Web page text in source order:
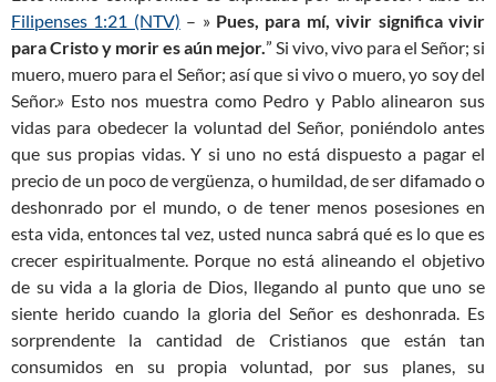
Filipenses 1:21 (NTV) – » Pues, para mí, vivir significa vivir
para Cristo y morir es aún mejor.” Si vivo, vivo para el Señor; si
muero, muero para el Señor; así que si vivo o muero, yo soy del
Señor.» Esto nos muestra como Pedro y Pablo alinearon sus
vidas para obedecer la voluntad del Señor, poniéndolo antes
que sus propias vidas. Y si uno no está dispuesto a pagar el
precio de un poco de vergüenza, o humildad, de ser difamado o
deshonrado por el mundo, o de tener menos posesiones en
esta vida, entonces tal vez, usted nunca sabrá qué es lo que es
crecer espiritualmente. Porque no está alineando el objetivo
de su vida a la gloria de Dios, llegando al punto que uno se
siente herido cuando la gloria del Señor es deshonrada. Es
sorprendente la cantidad de Cristianos que están tan
consumidos en su propia voluntad, por sus planes, su